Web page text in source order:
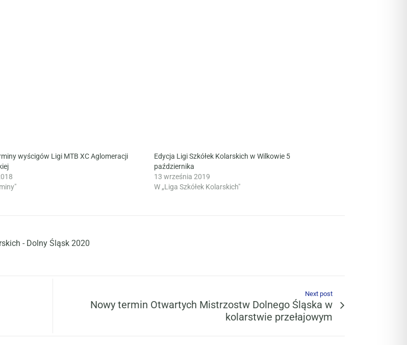
wyścigów Ligi MTB XC Aglomeracji
Edycja Ligi Szkółek Kolarskich w Wilkowie 5
października
13 września 2019
W „Liga Szkółek Kolarskich"
- Dolny Śląsk 2020
Next post
Nowy termin Otwartych Mistrzostw Dolnego Śląska w
kolarstwie przełajowym